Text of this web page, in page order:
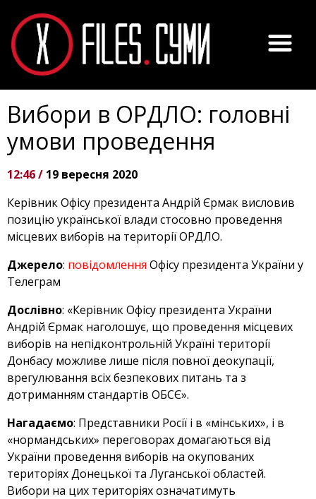
Вибори в ОРДЛО: головні
умови проведення
12:46 / 19 вересня 2020
Керівник Офісу президента Андрій Єрмак висловив
позицію української влади стосовно проведення
місцевих виборів на території ОРДЛО.
Джерело: повідомлення Офісу президента України у
Телеграм
Дослівно: «Керівник Офісу президента України
Андрій Єрмак наголошує, що проведення місцевих
виборів на непідконтрольній Україні території
Донбасу можливе лише після повної деокупації,
врегулювання всіх безпекових питань та з
дотриманням стандартів ОБСЄ».
Нагадаємо: Представники Росії і в «мінських», і в
«нормандських» переговорах домагаються від
України проведення виборів на окупованих
територіях Донецької та Луганської областей.
Вибори на цих територіях означатимуть